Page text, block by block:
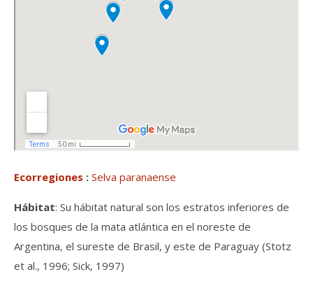
Ecorregiones : Selva paranaense
Hábitat: Su hábitat natural son los estratos inferiores de
los bosques de la mata atlántica en el noreste de
Argentina, el sureste de Brasil, y este de Paraguay (Stotz
et al., 1996; Sick, 1997)